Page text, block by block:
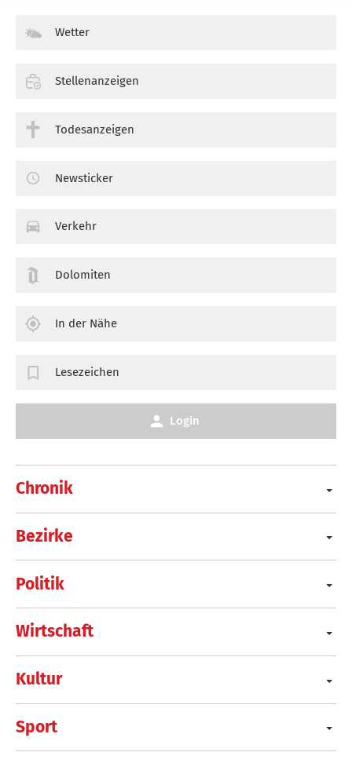
Chronik
Bezirke
Politik
Wirtschaft
Kultur
Sport
Wetter
Stellenanzeigen
Todesanzeigen
Newsticker
Verkehr
Dolomiten
In der Nähe
Lesezeichen
Login